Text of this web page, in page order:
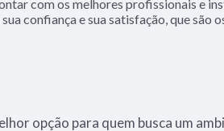
com os melhores profissionais e
confiança e sua satisfação, que são
opção para quem busca um